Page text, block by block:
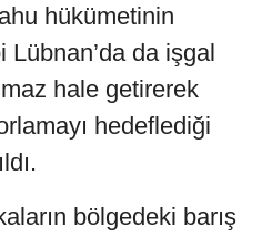
hükümetinin
Lübnan’da da işgal
hale getirerek
hedeflediği
bölgedeki barış